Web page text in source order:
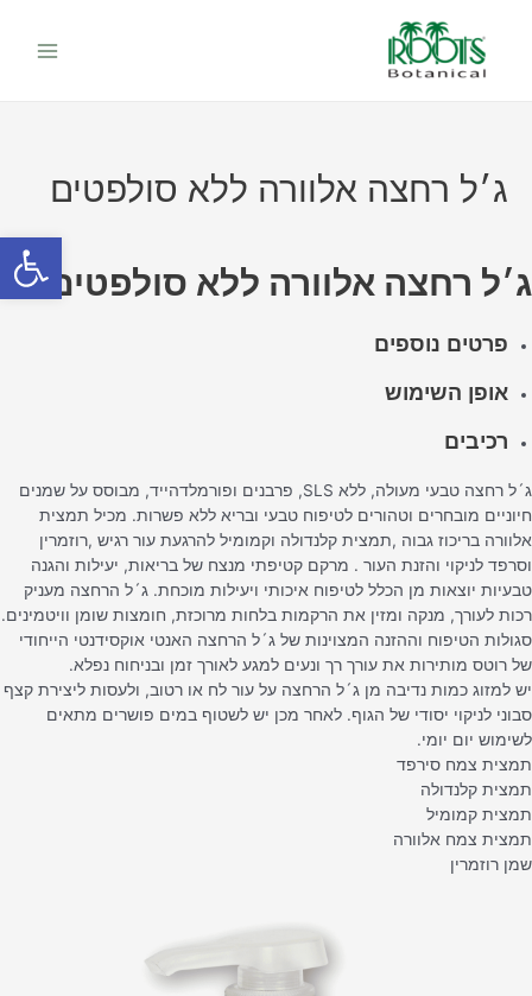
פתח
Menu
ג׳ל רחצה אלוורה ללא סולפטים
ג׳ל רחצה אלוורה ללא סולפטים
פרטים נוספים
אופן השימוש
רכיבים
ג´ל רחצה טבעי מעולה, ללא SLS, פרבנים ופורמלדהייד, מבוסס על שמנים
חיוניים מובחרים וטהורים לטיפוח טבעי ובריא ללא פשרות. מכיל תמצית
אלוורה בריכוז גבוה ,תמצית קלנדולה וקמומיל להרגעת עור רגיש ,רוזמרין
וסרפד לניקוי והזנת העור . מרקם קטיפתי מנצח של בריאות, יעילות והגנה
טבעיות יוצאות מן הכלל לטיפוח איכותי ויעילות מוכחת. ג´ל הרחצה מעניק
רכות לעורך, מנקה ומזין את הרקמות בלחות מרוכזת, חומצות שומן וויטמינים.
סגולות הטיפוח וההזנה המצוינות של ג´ל הרחצה האנטי אוקסידנטי הייחודי
של רוטס מותירות את עורך רך ונעים למגע לאורך זמן ובניחוח נפלא.
יש למזוג כמות נדיבה מן ג´ל הרחצה על עור לח או רטוב, ולעסות ליצירת קצף
סבוני לניקוי יסודי של הגוף. לאחר מכן יש לשטוף במים פושרים מתאים
לשימוש יום יומי.
תמצית צמח סירפד
תמצית קלנדולה
תמצית קמומיל
תמצית צמח אלוורה
שמן רוזמרין